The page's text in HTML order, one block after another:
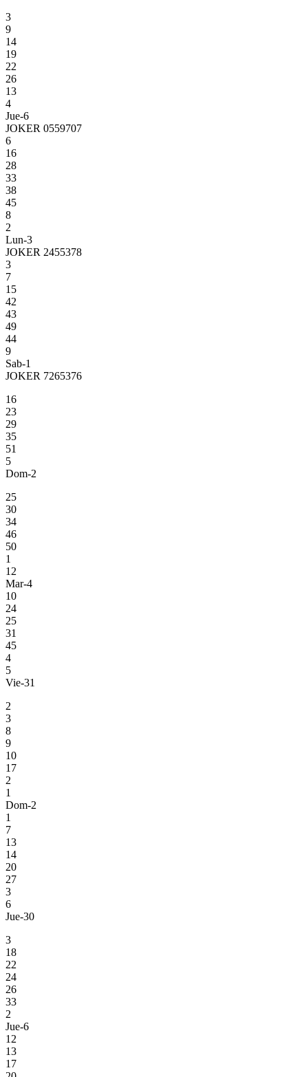
3
9
14
19
22
26
13
4
Jue-6
JOKER 0559707
6
16
28
33
38
45
8
2
Lun-3
JOKER 2455378
3
7
15
42
43
49
44
9
Sab-1
JOKER 7265376
16
23
29
35
51
5
Dom-2
25
30
34
46
50
1
12
Mar-4
10
24
25
31
45
4
5
Vie-31
2
3
8
9
10
17
2
1
Dom-2
1
7
13
14
20
27
3
6
Jue-30
3
18
22
24
26
33
2
Jue-6
12
13
17